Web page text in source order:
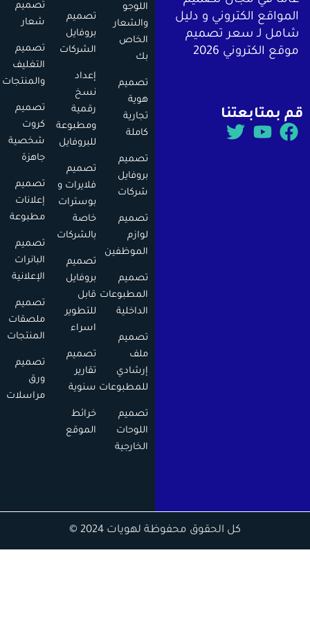
الكتروني و دليل
لـ سعر تصميم
الكتروني 2026
والشعار
تصميم
تصميم
بروفايل
شركات
تصميم
الموظفين
تصميم
المطبوعات
الداخلية
تصميم
إرشادي
للمطبوعات
تصميم
اللوحات
الخارجية
تصميم
بروفايل
الشركات
رقمية
ومطبوعة
للبروفايل
تصميم
فلايرات و
بوسترات
خاصة
بالشركات
تصميم
بروفايل
قابل
للتطوير
تصميم
تقارير
سنوية
خرائط
الموقع
تصميم
شعار
تصميم
التغليف
والمنتجات
تصميم
كروت
شخصية
تصميم
إعلانات
مطبوعة
تصميم
البانرات
الإعلانية
تصميم
ملصقات
المنتجات
تصميم
مراسلات
كل الحقوق محفوظة لهويات 2024 ©